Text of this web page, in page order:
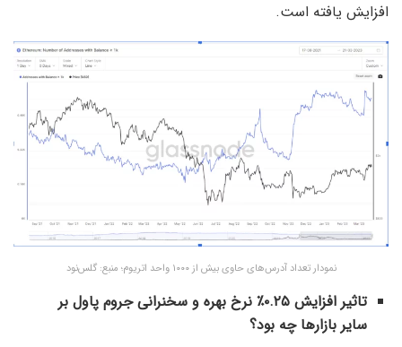
افزایش یافته است.
نمودار تعداد آدرس‌های حاوی بیش از ۱۰۰۰ واحد اتریوم؛ منبع: گلس‌نود
تاثیر افزایش ۰.۲۵٪ نرخ بهره و سخنرانی جروم پاول بر
سایر بازارها چه بود؟